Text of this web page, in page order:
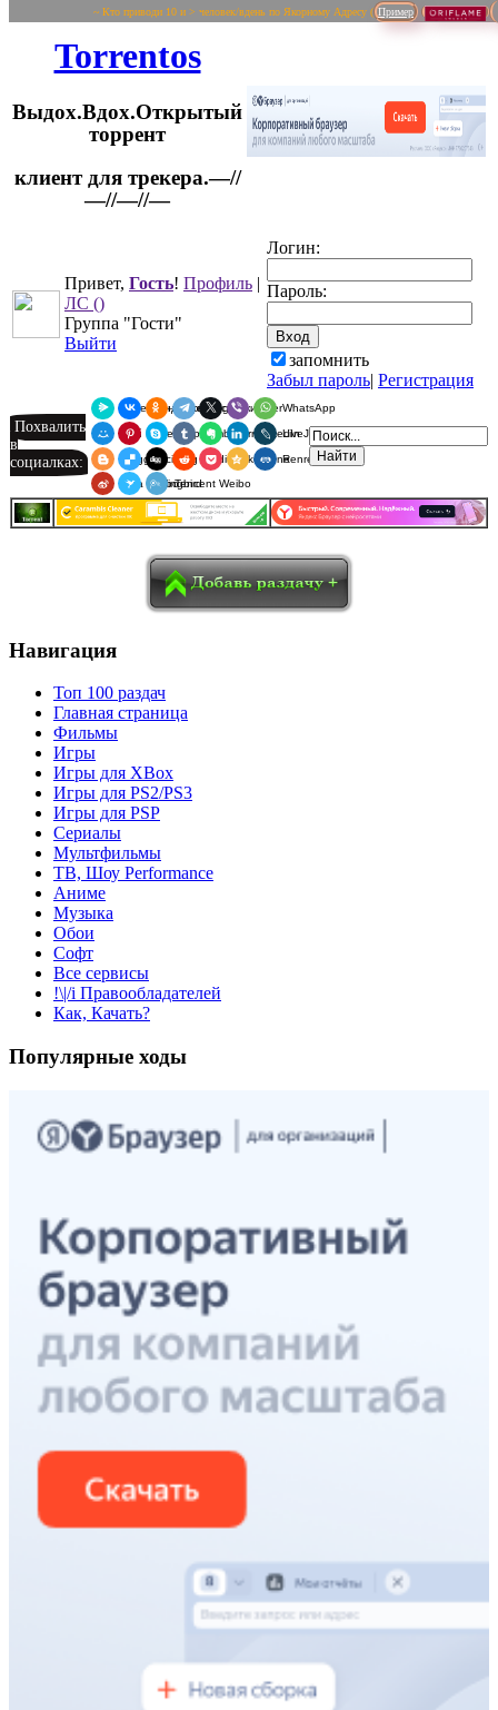
~ Кто приводи 10 и > человек/вдень по Якорному Адресу ( Пример
Torrentos
Выдох.Вдох.Открытый
торрент
Привет, Гость! Профиль |
ЛС ()
Группа "Гости"
Выйти
Логин:
Пароль:
запомнить
Забыл пароль| Регистрация
Похвалить
в
социалках:
Я.Мессенджер
ВКонтакте
Одноклассники
Telegram
X ViberWhatsApp
Мой МирPinterest
SkypeTumblrEvernoteLinkedInLiveJournal
BloggerDelicious
Digg redditPocketQzoneRenren
Sina Weibo
SurfingbirdTencent Weibo
Навигация
Топ 100 раздач
Главная страница
Фильмы
Игры
Игры для XBox
Игры для PS2/PS3
Игры для PSP
Сериалы
Мультфильмы
ТВ, Шоу Performance
Аниме
Музыка
Обои
Софт
Все сервисы
!\|/i Правообладателей
Как, Качать?
Популярные ходы